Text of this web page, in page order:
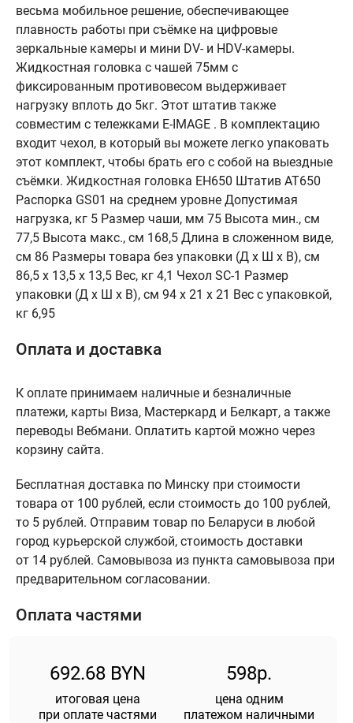
весьма мобильное решение, обеспечивающее
плавность работы при съёмке на цифровые
зеркальные камеры и мини DV- и HDV-камеры.
Жидкостная головка с чашей 75мм с
фиксированным противовесом выдерживает
нагрузку вплоть до 5кг. Этот штатив также
совместим с тележками E-IMAGE . В комплектацию
входит чехол, в который вы можете легко упаковать
этот комплект, чтобы брать его с собой на выездные
съёмки. Жидкостная головка EH650 Штатив AT650
Распорка GS01 на среднем уровне Допустимая
нагрузка, кг 5 Размер чаши, мм 75 Высота мин., см
77,5 Высота макс., см 168,5 Длина в сложенном виде,
см 86 Размеры товара без упаковки (Д х Ш х В), см
86,5 х 13,5 х 13,5 Вес, кг 4,1 Чехол SC-1 Размер
упаковки (Д х Ш х В), см 94 х 21 х 21 Вес с упаковкой,
кг 6,95
Оплата и доставка
К оплате принимаем наличные и безналичные
платежи, карты Виза, Мастеркард и Белкарт, а также
переводы Вебмани. Оплатить картой можно через
корзину сайта.
Бесплатная доставка по Минску при стоимости
товара от 100 рублей, если стоимость до 100 рублей,
то 5 рублей. Отправим товар по Беларуси в любой
город курьерской службой, стоимость доставки
от 14 рублей. Самовывоза из пункта самовывоза при
предварительном согласовании.
Оплата частями
692.68 BYN
итоговая цена
при оплате частями
598р.
цена одним
платежом наличными